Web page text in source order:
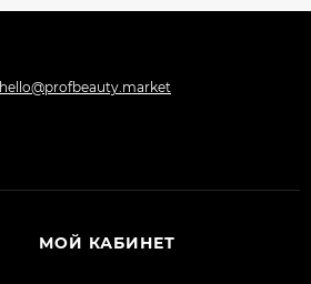
hello@profbeauty.market
МОЙ КАБИНЕТ